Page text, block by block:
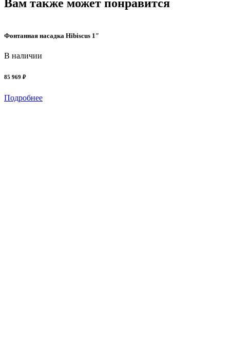
Вам также может понравится
Фонтанная насадка Hibiscus 1″
В наличии
85 969 ₽
Подробнее